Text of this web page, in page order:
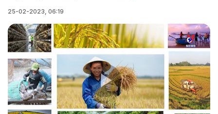
25-02-2023, 06:19
Play